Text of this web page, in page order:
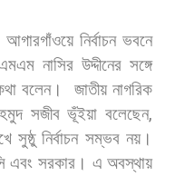
আগারগাঁওয়ে নির্বাচন ভবনে
নাসির উদ্দীনের সঙ্গে
বলেন। জাতীয় নাগরিক
সজীব ভূঁইয়া বলেছেন,
সুষ্ঠু নির্বাচন সম্ভব নয়।
এবং সরকার। এ অবস্থায়